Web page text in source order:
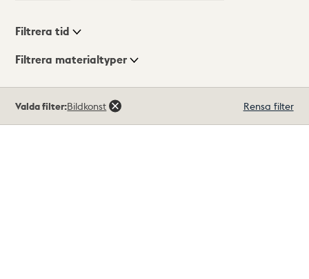
Visningsläge
Filtrera tid
Filtrera materialtyper
träffar
Valda filter:Bildkonst Rensa filter